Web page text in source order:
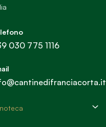
030 775 1116